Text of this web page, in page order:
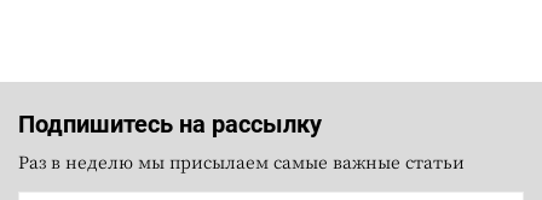
Подпишитесь на рассылку
Раз в неделю мы присылаем самые важные статьи